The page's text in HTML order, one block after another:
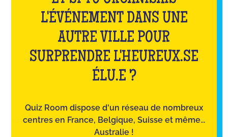
L'ÉVÉNEMENT DANS UNE
AUTRE VILLE POUR
SURPRENDRE L'HEUREUX.SE
ÉLU.E ?
Quiz Room dispose d'un réseau de nombreux
centres en France, Belgique, Suisse et même...
Australie !